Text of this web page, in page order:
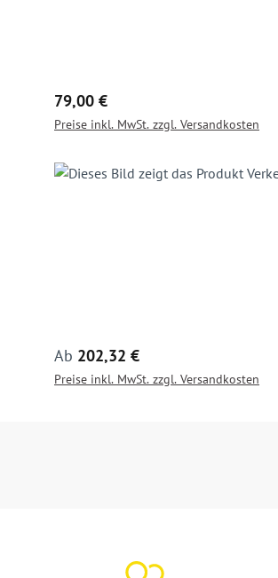
Regulärer Preis:
79,00 €
Preise inkl. MwSt. zzgl. Versandkosten
Regulärer Preis:
Ab 202,32 €
Preise inkl. MwSt. zzgl. Versandkosten